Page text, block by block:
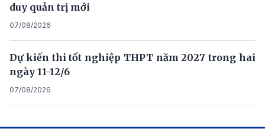
duy quản trị mới
07/08/2026
Dự kiến thi tốt nghiệp THPT năm 2027 trong hai
ngày 11-12/6
07/08/2026